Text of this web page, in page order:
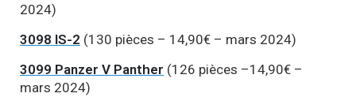
2024)
3098 IS-2 (130 pièces – 14,90€ – mars 2024)
3099 Panzer V Panther (126 pièces –14,90€ –
mars 2024)